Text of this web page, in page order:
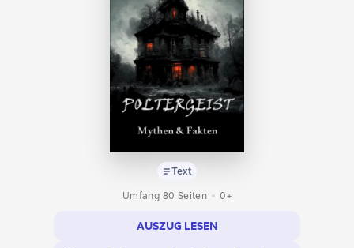
Text
Umfang 80 Seiten
0+
AUSZUG LESEN